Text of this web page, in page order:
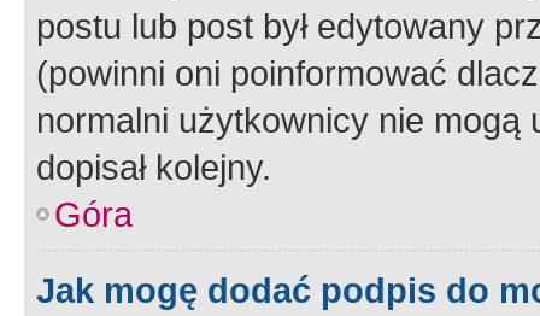
postu lub post był edytowany
(powinni oni poinformować
normalni użytkownicy nie
dopisał kolejny.
Góra
Jak mogę dodać podpis do